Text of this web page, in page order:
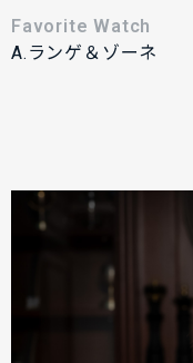
Favorite Watch
A.ランゲ＆ゾーネ